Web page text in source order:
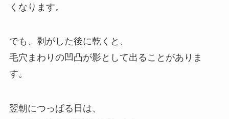
くなります。
でも、剥がした後に乾くと、
毛穴まわりの凹凸が影として出ることがありま
す。
翌朝につっぱる日は、